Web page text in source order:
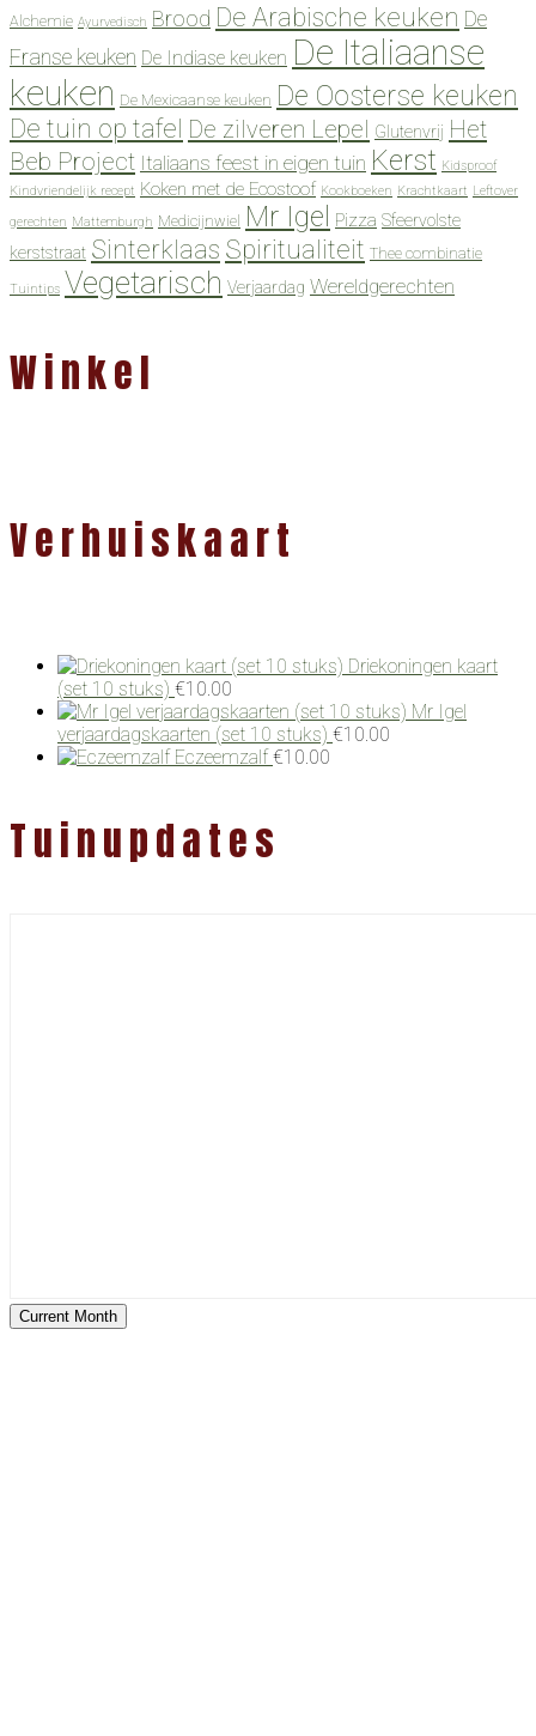
Alchemie Ayurvedisch Brood De Arabische keuken De
Franse keuken De Indiase keuken De Italiaanse
keuken De Mexicaanse keuken De Oosterse keuken
De tuin op tafel De zilveren Lepel Glutenvrij Het
Beb Project Italiaans feest in eigen tuin Kerst Kidsproof
Kindvriendelijk recept Koken met de Ecostoof Kookboeken Krachtkaart Leftover
gerechten Mattemburgh Medicijnwiel Mr Igel Pizza Sfeervolste
kerststraat Sinterklaas Spiritualiteit Thee combinatie
Tuintips Vegetarisch Verjaardag Wereldgerechten
Winkel
Verhuiskaart
Driekoningen kaart
(set 10 stuks) €10.00
Mr Igel
verjaardagskaarten (set 10 stuks) €10.00
Eczeemzalf €10.00
Tuinupdates
Current Month